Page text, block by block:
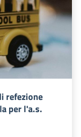
refezione
per l'a.s.